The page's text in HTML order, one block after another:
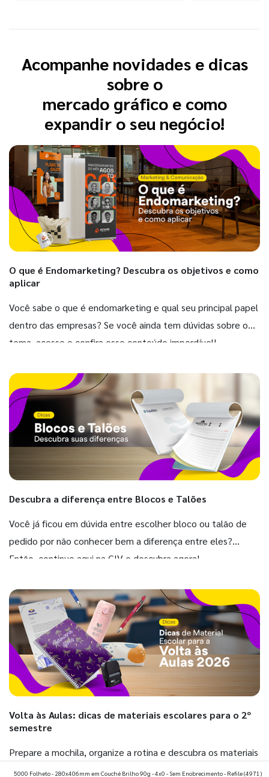
Acompanhe novidades e dicas
sobre o
mercado gráfico e como
expandir o seu negócio!
O que é Endomarketing? Descubra os objetivos e como
aplicar
Você sabe o que é endomarketing e qual seu principal papel
dentro das empresas? Se você ainda tem dúvidas sobre o
tema, acesse e confira esse conteúdo imperdível!
Descubra a diferença entre Blocos e Talões
Você já ficou em dúvida entre escolher bloco ou talão de
pedido por não conhecer bem a diferença entre eles?
Então, continue aqui na GIV e descubra agora!
Volta às Aulas: dicas de materiais escolares para o 2º
semestre
Prepare a mochila, organize a rotina e descubra os materiais
que fazem toda diferença para começar o segundo
5000 Folheto - 280x406mm em Couché Brilho 90g - 4x0 - Sem Enobrecimento - Refile(4971)